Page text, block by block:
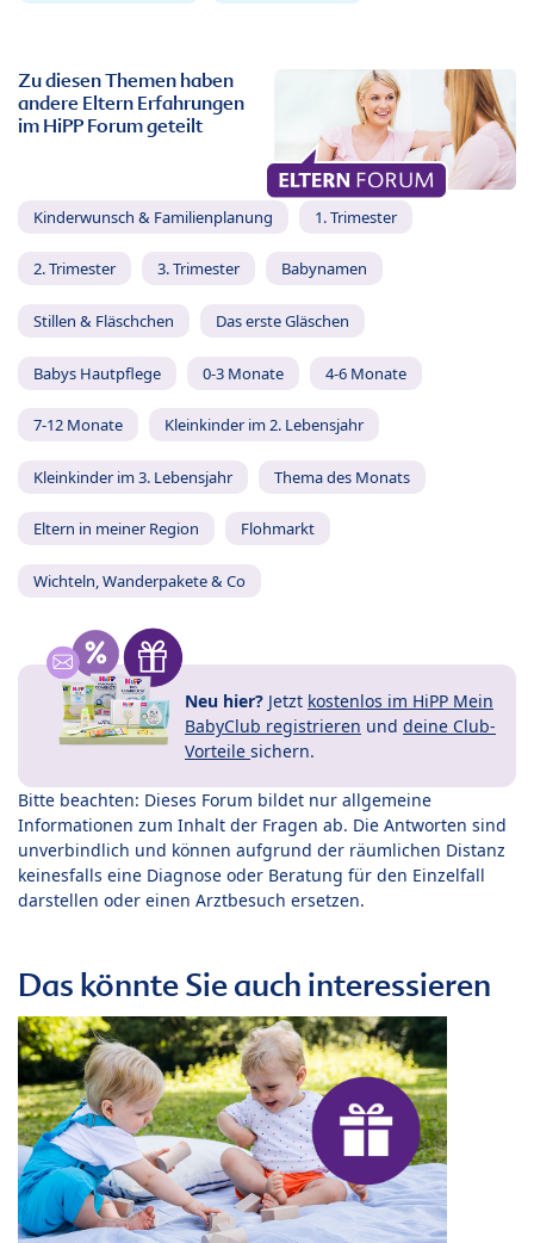
Zu diesen Themen haben
andere Eltern Erfahrungen
im HiPP Forum geteilt
Kinderwunsch & Familienplanung 1. Trimester
2. Trimester 3. Trimester Babynamen
Stillen & Fläschchen Das erste Gläschen
Babys Hautpflege 0-3 Monate 4-6 Monate
7-12 Monate Kleinkinder im 2. Lebensjahr
Kleinkinder im 3. Lebensjahr Thema des Monats
Eltern in meiner Region Flohmarkt
Wichteln, Wanderpakete & Co
Neu hier? Jetzt kostenlos im HiPP Mein
BabyClub registrieren und deine Club-
Vorteile sichern.
Bitte beachten: Dieses Forum bildet nur allgemeine
Informationen zum Inhalt der Fragen ab. Die Antworten sind
unverbindlich und können aufgrund der räumlichen Distanz
keinesfalls eine Diagnose oder Beratung für den Einzelfall
darstellen oder einen Arztbesuch ersetzen.
Das könnte Sie auch interessieren